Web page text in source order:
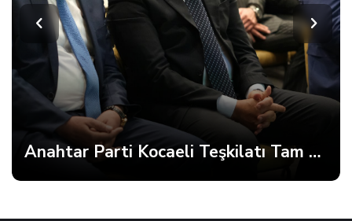
Anahtar Parti Kocaeli Teşkilatı Tam Kadro Toplandı